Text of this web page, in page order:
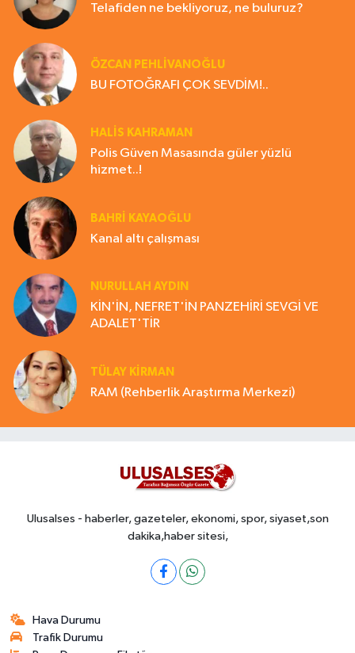
Telafiden ne bekliyoruz, ne buluruz?
ÖZCAN PEHLİVANOĞLU
BU FOTOĞRAFI ÇOK SEVDİM!..
HALIS KAHRAMAN
Polis Güven Masasında güler yüzlü
hizmet..!
BAHRI KAYAOĞLU
Kanal altı çalışması
NURULLAH AYDIN
KİN'İN, NEFRET'İN PANZEHİRİ SEVGİ VE
ADALET'TİR
TÜLAY KİRMAN
RAM (Rehberlik Araştırma Merkezi)
Ulusalses - haberler, gazeteler, ekonomi, spor, siyaset,son
dakika,haber sitesi,
Hava Durumu
Trafik Durumu